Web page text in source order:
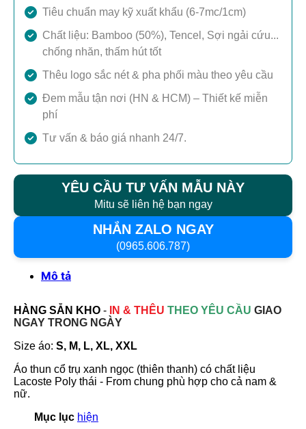
Tiêu chuẩn may kỹ xuất khẩu (6-7mc/1cm)
Chất liệu: Bamboo (50%), Tencel, Sợi ngải cứu...
chống nhăn, thấm hút tốt
Thêu logo sắc nét & pha phối màu theo yêu cầu
Đem mẫu tận nơi (HN & HCM) – Thiết kế miễn
phí
Tư vấn & báo giá nhanh 24/7.
YÊU CẦU TƯ VẤN MẪU NÀY
Mitu sẽ liên hệ bạn ngay
NHẮN ZALO NGAY
(0965.606.787)
Mô tả
HÀNG SẴN KHO - IN & THÊU THEO YÊU CẦU GIAO
NGAY TRONG NGÀY
Size áo: S, M, L, XL, XXL
Áo thun cổ trụ xanh ngọc (thiên thanh) có chất liệu
Lacoste Poly thái - From chung phù hợp cho cả nam &
nữ.
Mục lục hiện